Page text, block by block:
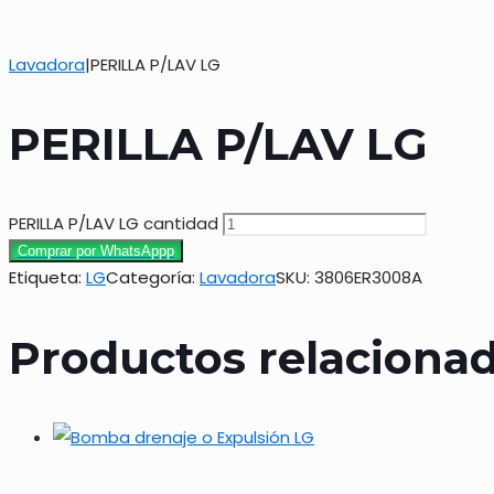
Lavadora|PERILLA P/LAV LG
PERILLA P/LAV LG
PERILLA P/LAV LG cantidad
Comprar por WhatsAppp
Etiqueta: LGCategoría: LavadoraSKU: 3806ER3008A
Productos